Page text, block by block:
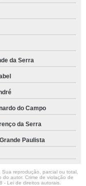
da Serra
do Campo
da Serra
Paulista
reprodução, parcial ou total,
do autor. Crime de violação de
- Lei de direitos autorais